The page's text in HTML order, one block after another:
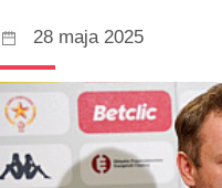
28 maja 2025